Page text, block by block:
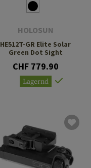
HOLOSUN
HE512T-GR Elite Solar
Green Dot Sight
CHF 779.90
Lagernd